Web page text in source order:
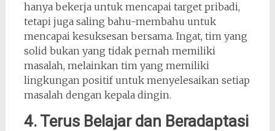
hanya bekerja untuk mencapai target pribadi,
tetapi juga saling bahu-membahu untuk
mencapai kesuksesan bersama. Ingat, tim yang
solid bukan yang tidak pernah memiliki
masalah, melainkan tim yang memiliki
lingkungan positif untuk menyelesaikan setiap
masalah dengan kepala dingin.
4. Terus Belajar dan Beradaptasi